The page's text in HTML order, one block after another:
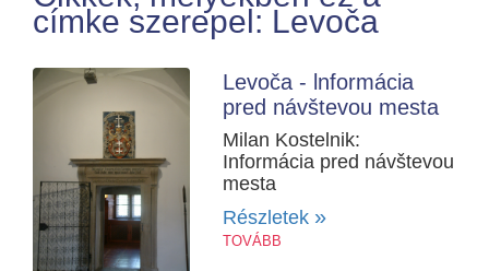
címke szerepel: Levoča
Levoča - lnformácia
pred návštevou mesta
Milan Kostelnik:
Informácia pred návštevou
mesta
Részletek »
TOVÁBB